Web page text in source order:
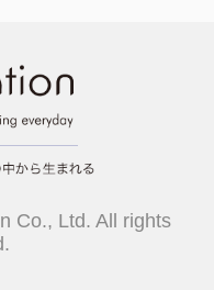
Co., Ltd. All rights